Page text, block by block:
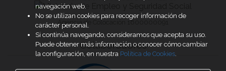
Agencia de Colocación 1600000091
Colaboradores
navegación web.
No se utilizan cookies para recoger información de
carácter personal.
Si continúa navegando, consideramos que acepta su uso.
Puede obtener más información o conocer cómo cambiar
la configuración, en nuestra Política de Cookies.